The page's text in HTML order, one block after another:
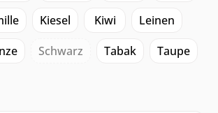
Kiesel Kiwi
Leinen
Schwarz Tabak
Taupe